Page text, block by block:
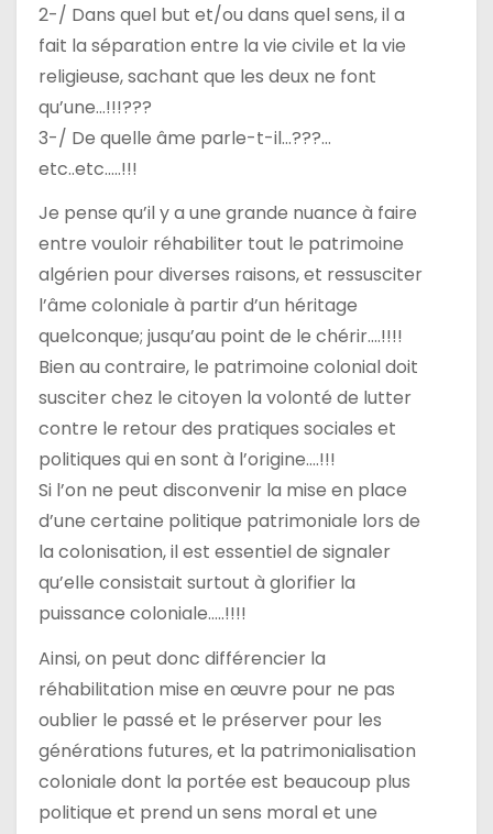
2-/ Dans quel but et/ou dans quel sens, il a
fait la séparation entre la vie civile et la vie
religieuse, sachant que les deux ne font
qu’une…!!!???
3-/ De quelle âme parle-t-il…???…
etc..etc…..!!!
Je pense qu’il y a une grande nuance à faire
entre vouloir réhabiliter tout le patrimoine
algérien pour diverses raisons, et ressusciter
l’âme coloniale à partir d’un héritage
quelconque; jusqu’au point de le chérir….!!!!
Bien au contraire, le patrimoine colonial doit
susciter chez le citoyen la volonté de lutter
contre le retour des pratiques sociales et
politiques qui en sont à l’origine….!!!
Si l’on ne peut disconvenir la mise en place
d’une certaine politique patrimoniale lors de
la colonisation, il est essentiel de signaler
qu’elle consistait surtout à glorifier la
puissance coloniale…..!!!!
Ainsi, on peut donc différencier la
réhabilitation mise en œuvre pour ne pas
oublier le passé et le préserver pour les
générations futures, et la patrimonialisation
coloniale dont la portée est beaucoup plus
politique et prend un sens moral et une